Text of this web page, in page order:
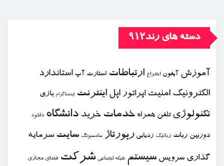
دسته های رند912
آموزش آیفون اختراع ارتباطات استارت آپ استاندارد
الكترونیك امنیت اپراتور اپل اینترنت اینستاگرام بازی
تكنولوژی تلفن همراه خدمات خرید دانشگاه دانلود
دوربین ربات رباتیك ردیابی رپورتاژ سامسونگ سایت سرمایه
گذاری سرویس سیستم شبكه اجتماعی شركت فضای مجازی